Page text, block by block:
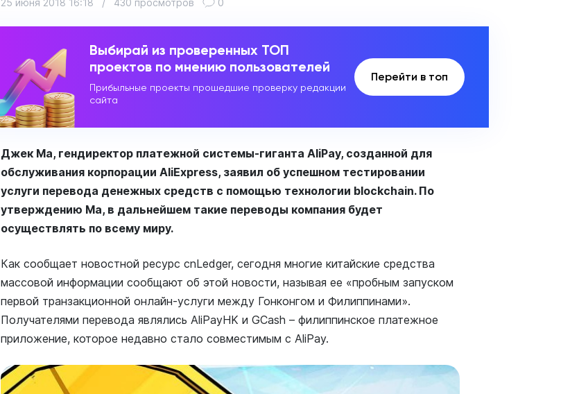
25 июня 2018 16:18 / 430 просмотров 0
Выбирай из проверенных ТОП
проектов по мнению пользователей
Прибыльные проекты прошедшие проверку редакции
сайта
Перейти в топ
Джек Ма, гендиректор платежной системы-гиганта AliPay, созданной для
обслуживания корпорации AliExpress, заявил об успешном тестировании
услуги перевода денежных средств с помощью технологии blockchain. По
утверждению Ма, в дальнейшем такие переводы компания будет
осуществлять по всему миру.
Как сообщает новостной ресурс cnLedger, сегодня многие китайские средства
массовой информации сообщают об этой новости, называя ее «пробным запуском
первой транзакционной онлайн-услуги между Гонконгом и Филиппинами».
Получателями перевода являлись AliPayHK и GCash – филиппинское платежное
приложение, которое недавно стало совместимым с AliPay.